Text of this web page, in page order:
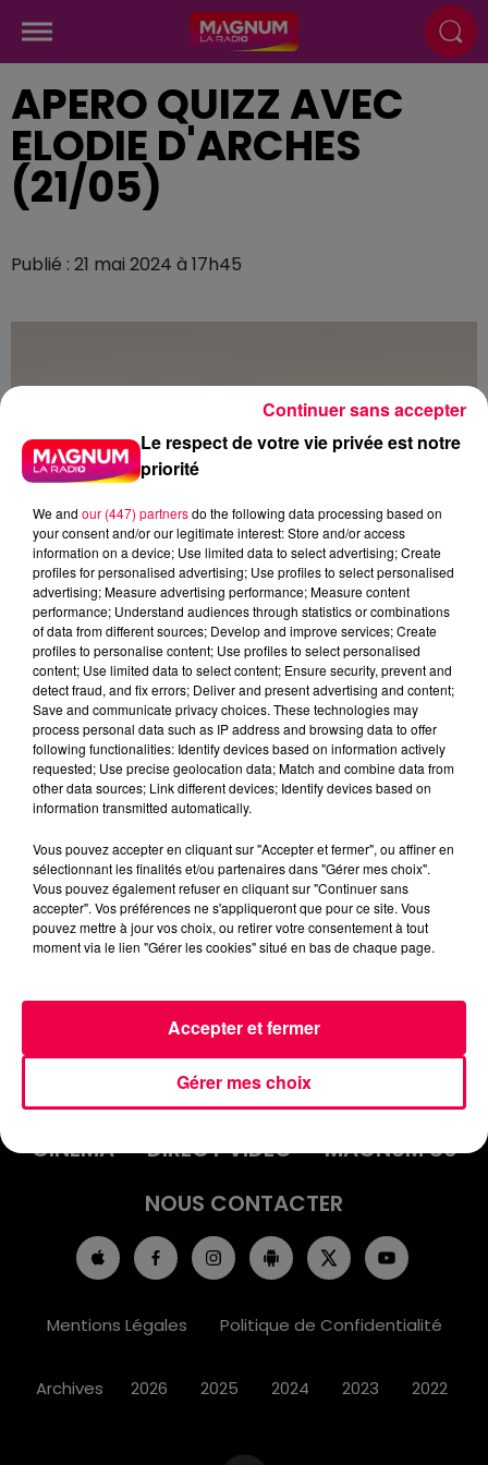
APERO QUIZZ AVEC
ELODIE D'ARCHES
(21/05)
Publié : 21 mai 2024 à 17h45
podcasts/2024/05/20240521-APERO-QUIZZ.mp3
INFOS
EMISSIONS
JEUX
PODCASTS
CINÉMA
DIRECT VIDÉO
MAGNUM 80
NOUS CONTACTER
Mentions Légales Politique de Confidentialité
Archives 2026 2025 2024 2023 2022
Le respect de votre vie privée est notre
priorité
We and our (447) partnersdo the following data processing based on
your consent and/or our legitimate interest: Store and/or access
information on a device; Use limited data to select advertising; Create
profiles for personalised advertising; Use profiles to select personalised
advertising; Measure advertising performance; Measure content
performance; Understand audiences through statistics or combinations
of data from different sources; Develop and improve services; Create
profiles to personalise content; Use profiles to select personalised
content; Use limited data to select content; Ensure security, prevent and
detect fraud, and fix errors; Deliver and present advertising and content;
Save and communicate privacy choices. These technologies may
process personal data such as IP address and browsing data to offer
following functionalities: Identify devices based on information actively
requested; Use precise geolocation data; Match and combine data from
other data sources; Link different devices; Identify devices based on
information transmitted automatically.
Vous pouvez accepter en cliquant sur "Accepter et fermer", ou affiner en
sélectionnant les finalités et/ou partenaires dans "Gérer mes choix".
Vous pouvez également refuser en cliquant sur "Continuer sans
accepter". Vos préférences ne s'appliqueront que pour ce site. Vous
pouvez mettre à jour vos choix, ou retirer votre consentement à tout
moment via le lien "Gérer les cookies" situé en bas de chaque page.
Gérer mes choix
Accepter et fermer
Continuer sans accepter